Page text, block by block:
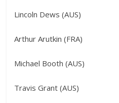
Lincoln Dews (AUS)
Arthur Arutkin (FRA)
Michael Booth (AUS)
Travis Grant (AUS)